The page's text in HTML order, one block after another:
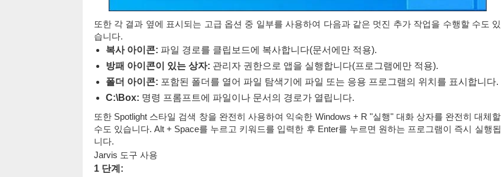
또한 각 결과 옆에 표시되는 고급 옵션 중 일부를 사용하여 다음과 같은 멋진 추가 작업을 수행할 수도 있
습니다.
복사 아이콘: 파일 경로를 클립보드에 복사합니다(문서에만 적용).
방패 아이콘이 있는 상자: 관리자 권한으로 앱을 실행합니다(프로그램에만 적용).
폴더 아이콘: 포함된 폴더를 열어 파일 탐색기에 파일 또는 응용 프로그램의 위치를 ​​표시합니다.
C:\Box: 명령 프롬프트에 파일이나 문서의 경로가 열립니다.
또한 Spotlight 스타일 검색 창을 완전히 사용하여 익숙한 Windows + R "실행" 대화 상자를 완전히 대체할
수도 있습니다. Alt + Space를 누르고 키워드를 입력한 후 Enter를 누르면 원하는 프로그램이 즉시 실행됩
니다.
Jarvis 도구 사용
1 단계: